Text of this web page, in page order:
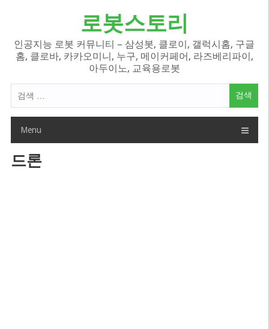
로봇스토리
인공지능 로봇 커뮤니티 – 삼성봇, 클로이, 갤럭시홈, 구글
홈, 클로바, 카카오미니, 누구, 메이커페어, 라즈베리파이,
아두이노, 교육용로봇
색
Menu
드론